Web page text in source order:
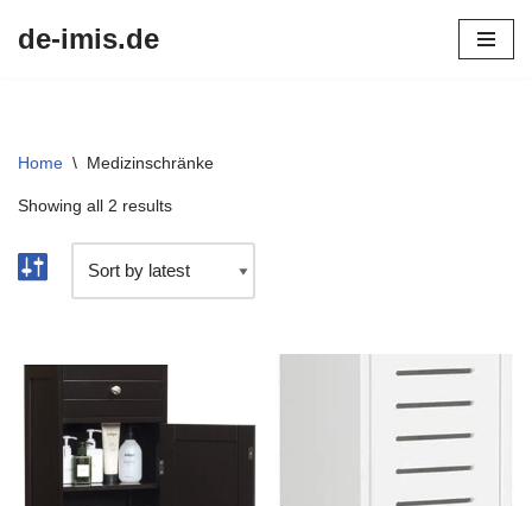
de-imis.de
Home \ Medizinschränke
Showing all 2 results